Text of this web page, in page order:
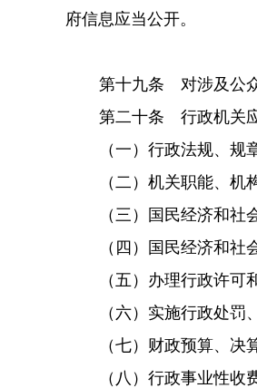
府信息应当公开。
第十九条 对涉及公
第二十条 行政机关
（一）行政法规、规
（二）机关职能、
（三）国民经济和社
（四）国民经济和社
（五）办理行政许
（六）实施行政处
（七）财政预算、决
（八）行政事业性收